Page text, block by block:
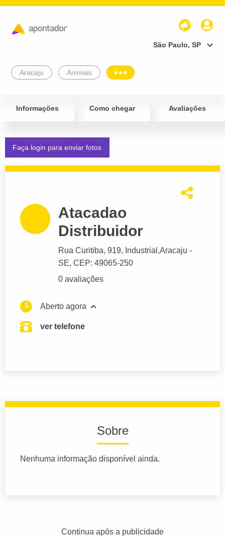
São Paulo, SP
Aracaju Animais
Informações Como chegar Avaliações
Faça login para enviar fotos
Atacadao
Distribuidor
Rua Curitiba, 919, Industrial,Aracaju -
SE, CEP: 49065-250
0 avaliações
Aberto agora
ver telefone
Sobre
Nenhuma informação disponível ainda.
Continua após a publicidade